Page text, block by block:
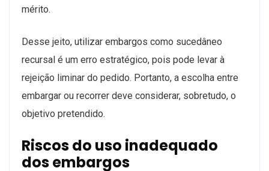
mérito.
Desse jeito, utilizar embargos como sucedâneo
recursal é um erro estratégico, pois pode levar à
rejeição liminar do pedido. Portanto, a escolha entre
embargar ou recorrer deve considerar, sobretudo, o
objetivo pretendido.
Riscos do uso inadequado
dos embargos